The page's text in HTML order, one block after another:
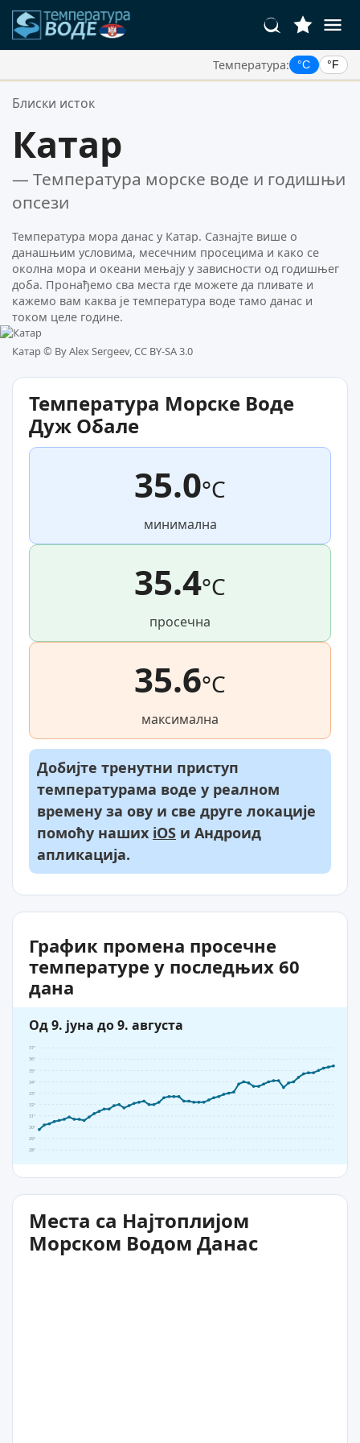
Температура: °C °F
Ваше Омиљене Локације:
Блиски исток
Катар
— Температура морске воде и годишњи
опсези
Температура мора данас у Катар. Сазнајте више о
данашњим условима, месечним просецима и како се
околна мора и океани мењају у зависности од годишњег
доба. Пронађемо сва места где можете да пливате и
кажемо вам каква је температура воде тамо данас и
током целе године.
Катар © By Alex Sergeev, CC BY-SA 3.0
Температура Морске Воде
Дуж Обале
35.0°C
минимална
35.4°C
просечна
35.6°C
максимална
Добијте тренутни приступ
температурама воде у реалном
времену за ову и све друге локације
помоћу наших iOS и Андроид
апликација.
График промена просечне
температуре у последњих 60
дана
Од 9. јуна до 9. августа
28°
29°
30°
31°
32°
33°
34°
35°
36°
37°
Места са Најтоплијом
Морском Водом Данас